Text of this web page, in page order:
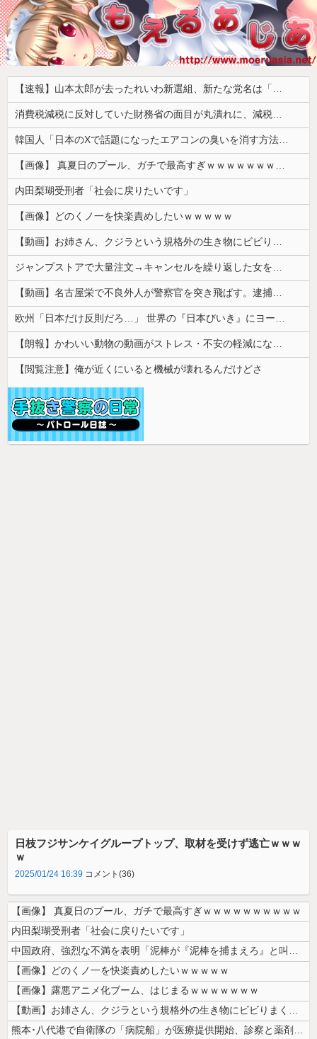
【速報】山本太郎が去ったれいわ新選組、新たな党名は「いのちの党」 略称「いのち」
消費税減税に反対していた財務省の面目が丸潰れに、減税が決まった途端に市場が動き出したが……
韓国人「日本のXで話題になったエアコンの臭いを消す方法をご覧ください」→「これマジ？」
【画像】 真夏日のプール、ガチで最高すぎｗｗｗｗｗｗｗｗｗｗ
内田梨瑚受刑者「社会に戻りたいです」
【画像】どのくノ一を快楽責めしたいｗｗｗｗｗ
【動画】お姉さん、クジラという規格外の生き物にビビりまくる 【Pickup05164712】
ジャンプストアで大量注文→キャンセルを繰り返した女を逮捕 「注文で欲求が満たされた」総額43億円
【動画】名古屋栄で不良外人が警察官を突き飛ばす。逮捕しろやｗｗｗ
欧州「日本だけ反則だろ…」 世界の『日本びいき』にヨーロッパ全土から不満の声
【朗報】かわいい動物の動画がストレス・不安の軽減になる可能性。英大学の研究で実証
【閲覧注意】俺が近くにいると機械が壊れるんだけどさ
日枝フジサンケイグループトップ、取材を受けず逃亡ｗｗｗ
ｗ
2025/01/24 16:39 コメント(36)
【画像】 真夏日のプール、ガチで最高すぎｗｗｗｗｗｗｗｗｗｗ
内田梨瑚受刑者「社会に戻りたいです」
中国政府、強烈な不満を表明「泥棒が『泥棒を捕まえろ』と叫ぶようなやり口...
【画像】どのくノ一を快楽責めしたいｗｗｗｗｗ
【画像】露悪アニメ化ブーム、はじまるｗｗｗｗｗｗｗ
【動画】お姉さん、クジラという規格外の生き物にビビりまくる 【Pick...
熊本･八代港で自衛隊の「病院船」が医療提供開始、診察と薬剤処方…被災者...